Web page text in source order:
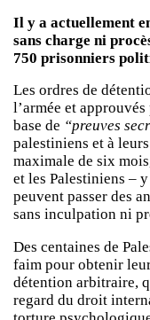
Il y a actuellement
sans charge ni
750 prisonniers
Les ordres de
l’armée et
base de “preuves
palestiniens et à
maximale de six
et les Palestiniens –
peuvent passer des
sans inculpation ni
Des centaines de
faim pour obtenir
détention arbitraire,
regard du droit